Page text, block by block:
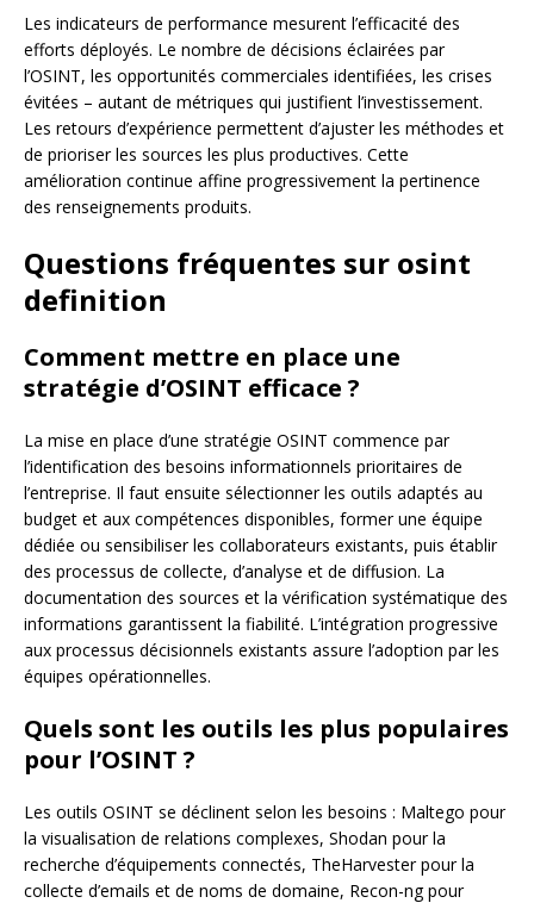
Les indicateurs de performance mesurent l’efficacité des
efforts déployés. Le nombre de décisions éclairées par
l’OSINT, les opportunités commerciales identifiées, les crises
évitées – autant de métriques qui justifient l’investissement.
Les retours d’expérience permettent d’ajuster les méthodes et
de prioriser les sources les plus productives. Cette
amélioration continue affine progressivement la pertinence
des renseignements produits.
Questions fréquentes sur osint
definition
Comment mettre en place une
stratégie d’OSINT efficace ?
La mise en place d’une stratégie OSINT commence par
l’identification des besoins informationnels prioritaires de
l’entreprise. Il faut ensuite sélectionner les outils adaptés au
budget et aux compétences disponibles, former une équipe
dédiée ou sensibiliser les collaborateurs existants, puis établir
des processus de collecte, d’analyse et de diffusion. La
documentation des sources et la vérification systématique des
informations garantissent la fiabilité. L’intégration progressive
aux processus décisionnels existants assure l’adoption par les
équipes opérationnelles.
Quels sont les outils les plus populaires
pour l’OSINT ?
Les outils OSINT se déclinent selon les besoins : Maltego pour
la visualisation de relations complexes, Shodan pour la
recherche d’équipements connectés, TheHarvester pour la
collecte d’emails et de noms de domaine, Recon-ng pour